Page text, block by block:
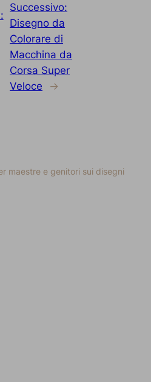
Successivo:
Disegno da
Colorare di
Macchina da
Corsa Super
Veloce
→
maestre e genitori sui disegni